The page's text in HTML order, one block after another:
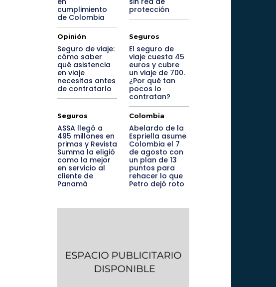
cumplimiento
de Colombia
protección
Opinión
Seguro de viaje:
cómo saber
qué asistencia
en viaje
necesitas antes
de contratarlo
Seguros
El seguro de
viaje cuesta 45
euros y cubre
un viaje de 700.
¿Por qué tan
pocos lo
contratan?
Seguros
ASSA llegó a
495 millones en
primas y Revista
Summa la eligió
como la mejor
en servicio al
cliente de
Panamá
Colombia
Abelardo de la
Espriella asume
Colombia el 7
de agosto con
un plan de 13
puntos para
rehacer lo que
Petro dejó roto